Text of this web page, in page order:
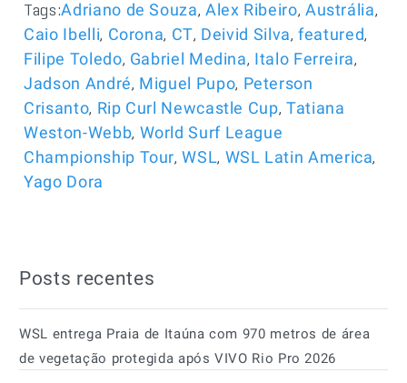
Tags:Adriano de Souza, Alex Ribeiro, Austrália,
Caio Ibelli, Corona, CT, Deivid Silva,featured,
Filipe Toledo, Gabriel Medina, Italo Ferreira,
Jadson André, Miguel Pupo, Peterson
Crisanto, Rip Curl Newcastle Cup, Tatiana
Weston-Webb, World Surf League
Championship Tour,WSL, WSL Latin America,
Yago Dora
Posts recentes
WSL entrega Praia de Itaúna com 970 metros de área
de vegetação protegida após VIVO Rio Pro 2026